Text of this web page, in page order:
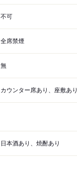
不可
全席禁煙
無
カウンター席あり、座敷あり
日本酒あり、焼酎あり